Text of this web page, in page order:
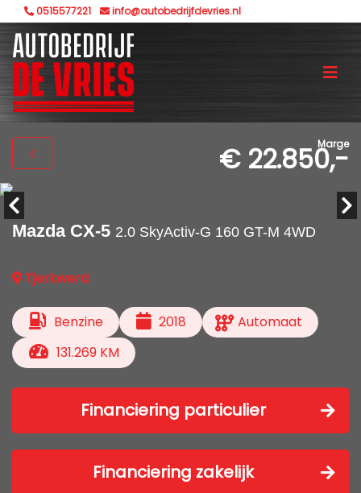
0515577221 info@autobedrijfdevries.nl
Marge
€ 22.850,-
Mazda CX-5 2.0 SkyActiv-G 160 GT-M 4WD
Tjerkwerd
Benzine 2018
Automaat
131.269 KM
Financiering particulier
Financiering zakelijk